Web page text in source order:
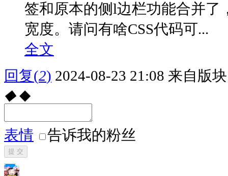
签和原本的侧l边栏功能合并了
宽度。请问有啥CSS代码可...
全文
回复(2) 2024-08-23 21:08 来自版
◆ ◆
表情 告诉我的粉丝
提 交